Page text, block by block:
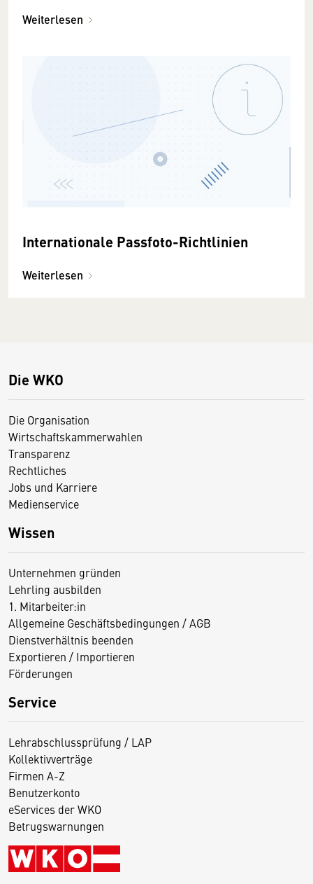
Weiterlesen
Internationale Passfoto-Richtlinien
Weiterlesen
Die WKO
Die Organisation
Wirtschaftskammerwahlen
Transparenz
Rechtliches
Jobs und Karriere
Medienservice
Wissen
Unternehmen gründen
Lehrling ausbilden
1. Mitarbeiter:in
Allgemeine Geschäftsbedingungen / AGB
Dienstverhältnis beenden
Exportieren / Importieren
Förderungen
Service
Lehrabschlussprüfung / LAP
Kollektivverträge
Firmen A-Z
Benutzerkonto
eServices der WKO
Betrugswarnungen